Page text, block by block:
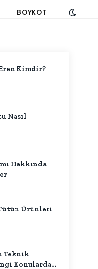
BOYKOT
Kimdir?
Nasıl
Hakkında
Ürünleri
Teknik
Konularda